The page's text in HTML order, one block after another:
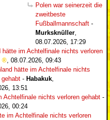
Polen war seinerzeit die
zweitbeste
Fußballmannschaft -
Murksknüller
08.07.2026, 17:29
hätte im Achtelfinale nichts verloren
08.07.2026, 09:43
hätte im Achtelfinale nichts
- Habakuk
13:51
Achtelfinale nichts verloren gehabt -
00:24
im Achtelfinale nichts verloren